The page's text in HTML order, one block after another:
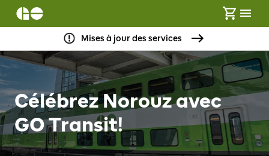
Mises à jour des services
Célébrez Norouz avec
GO Transit!